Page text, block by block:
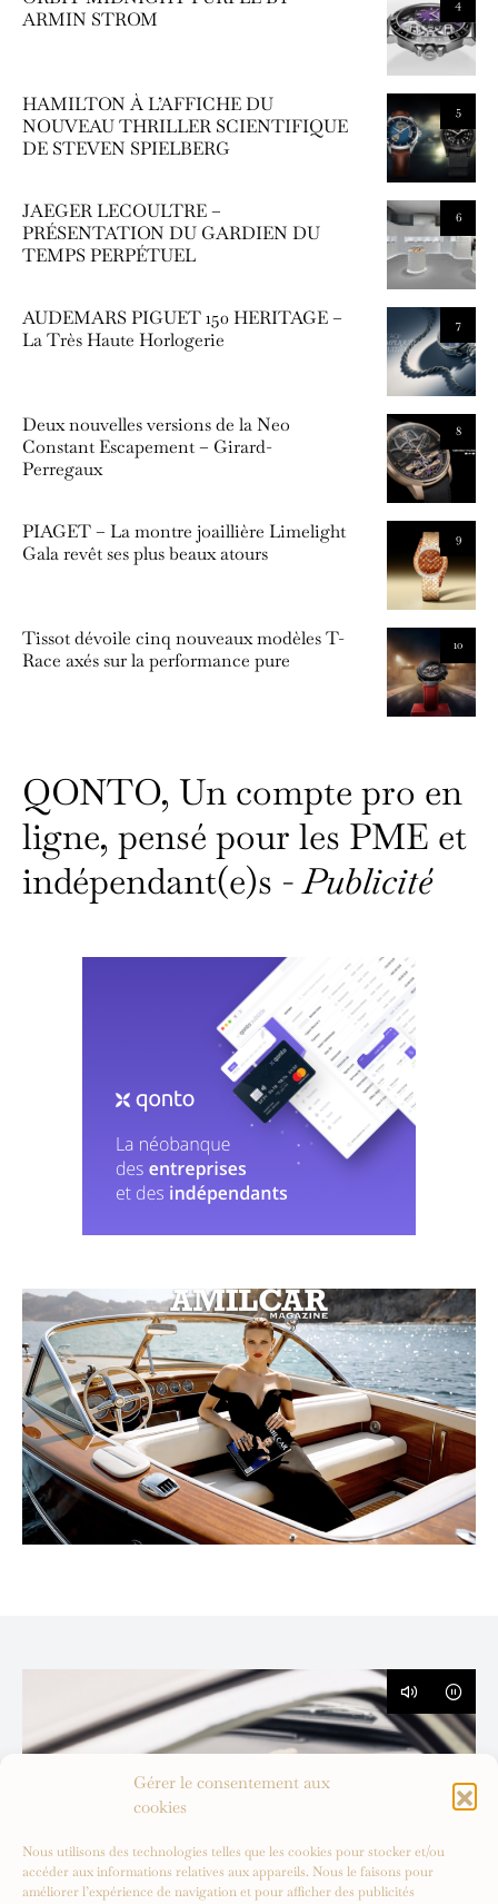
Gérer le consentement aux
cookies
Nous utilisons des technologies telles que les cookies pour stocker et/ou
accéder aux informations relatives aux appareils. Nous le faisons pour
améliorer l’expérience de navigation et pour afficher des publicités
4
ARMIN STROM
5
HAMILTON À L’AFFICHE DU
NOUVEAU THRILLER SCIENTIFIQUE
DE STEVEN SPIELBERG
6
JAEGER LECOULTRE –
PRÉSENTATION DU GARDIEN DU
TEMPS PERPÉTUEL
7
AUDEMARS PIGUET 150 HERITAGE –
La Très Haute Horlogerie
8
Deux nouvelles versions de la Neo
Constant Escapement – Girard-
Perregaux
9
PIAGET – La montre joaillière Limelight
Gala revêt ses plus beaux atours
10
Tissot dévoile cinq nouveaux modèles T-
Race axés sur la performance pure
QONTO, Un compte pro en
ligne, pensé pour les PME et
indépendant(e)s -Publicité